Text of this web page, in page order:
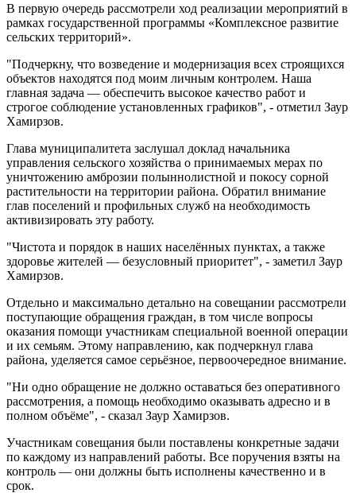
В первую очередь рассмотрели ход реализации мероприятий в
рамках государственной программы «Комплексное развитие
сельских территорий».
"Подчеркну, что возведение и модернизация всех строящихся
объектов находятся под моим личным контролем. Наша
главная задача — обеспечить высокое качество работ и
строгое соблюдение установленных графиков", - отметил Заур
Хамирзов.
Глава муниципалитета заслушал доклад начальника
управления сельского хозяйства о принимаемых мерах по
уничтожению амброзии полыннолистной и покосу сорной
растительности на территории района. Обратил внимание
глав поселений и профильных служб на необходимость
активизировать эту работу.
"Чистота и порядок в наших населённых пунктах, а также
здоровье жителей — безусловный приоритет", - заметил Заур
Хамирзов.
Отдельно и максимально детально на совещании рассмотрели
поступающие обращения граждан, в том числе вопросы
оказания помощи участникам специальной военной операции
и их семьям. Этому направлению, как подчеркнул глава
района, уделяется самое серьёзное, первоочередное внимание.
"Ни одно обращение не должно оставаться без оперативного
рассмотрения, а помощь необходимо оказывать адресно и в
полном объёме", - сказал Заур Хамирзов.
Участникам совещания были поставлены конкретные задачи
по каждому из направлений работы. Все поручения взяты на
контроль — они должны быть исполнены качественно и в
срок.